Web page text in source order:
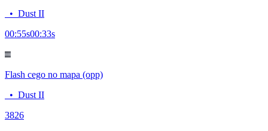
• Dust II
00:55s00:33s
Flash cego no mapa (opp)
• Dust II
3826